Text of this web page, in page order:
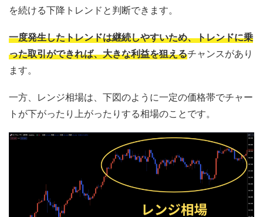
を続ける下降トレンドと判断できます。
一度発生したトレンドは継続しやすいため、トレンドに乗
った取引ができれば、大きな利益を狙えるチャンスがあり
ます。
一方、レンジ相場は、下図のように一定の価格帯でチャー
トが下がったり上がったりする相場のことです。